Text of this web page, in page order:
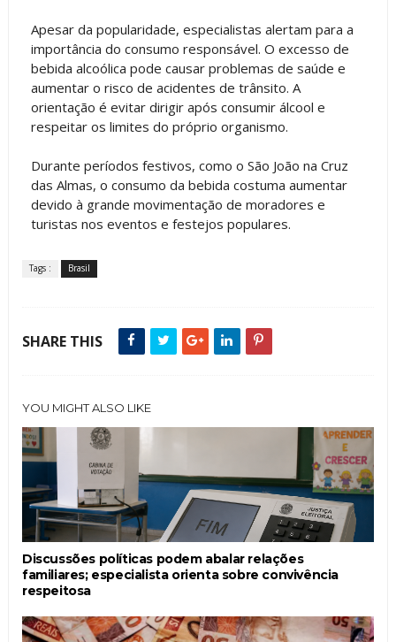
Apesar da popularidade, especialistas alertam para a
importância do consumo responsável. O excesso de
bebida alcoólica pode causar problemas de saúde e
aumentar o risco de acidentes de trânsito. A
orientação é evitar dirigir após consumir álcool e
respeitar os limites do próprio organismo.
Durante períodos festivos, como o São João na Cruz
das Almas, o consumo da bebida costuma aumentar
devido à grande movimentação de moradores e
turistas nos eventos e festejos populares.
Tags : Brasil
SHARE THIS
YOU MIGHT ALSO LIKE
Discussões políticas podem abalar relações
familiares; especialista orienta sobre convivência
respeitosa